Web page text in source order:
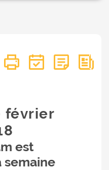
février
est
semaine